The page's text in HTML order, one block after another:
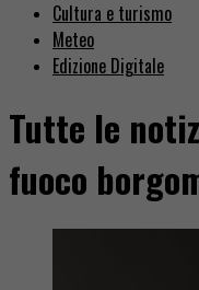
Cultura e turismo
Meteo
Edizione Digitale
Tutte le
fuoco